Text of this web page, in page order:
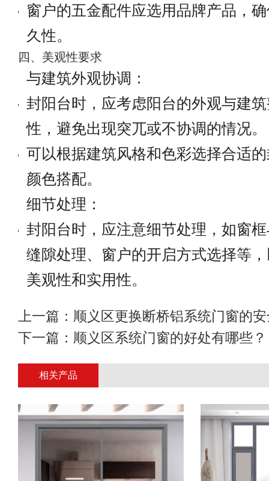
窗户的五金配件应选用品牌产品，
久性。
四、美观性要求
与建筑外观协调：
封阳台时，应考虑阳台的外观与建
性，避免出现突兀或不协调的情况。
可以根据建筑风格和色彩选择合适
颜色搭配。
细节处理：
封阳台时，应注意细节处理，如窗
缝隙处理、窗户的开启方式选择等
美观性和实用性。
上一篇： 顺义区更换断桥铝系统门窗的
下一篇： 顺义区系统门窗的好处有哪些？
相关产品